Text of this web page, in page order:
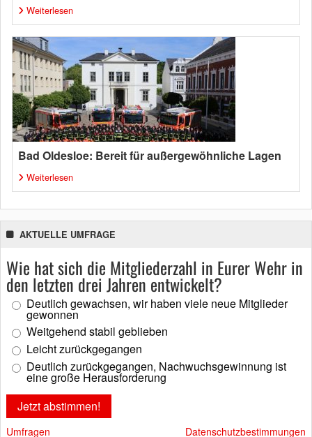
Weiterlesen
Bad Oldesloe: Bereit für außergewöhnliche Lagen
Weiterlesen
AKTUELLE UMFRAGE
Wie hat sich die Mitgliederzahl in Eurer Wehr in
den letzten drei Jahren entwickelt?
Deutlich gewachsen, wir haben viele neue Mitglieder
gewonnen
Weitgehend stabil geblieben
Leicht zurückgegangen
Deutlich zurückgegangen, Nachwuchsgewinnung ist
eine große Herausforderung
Umfragen Datenschutzbestimmungen